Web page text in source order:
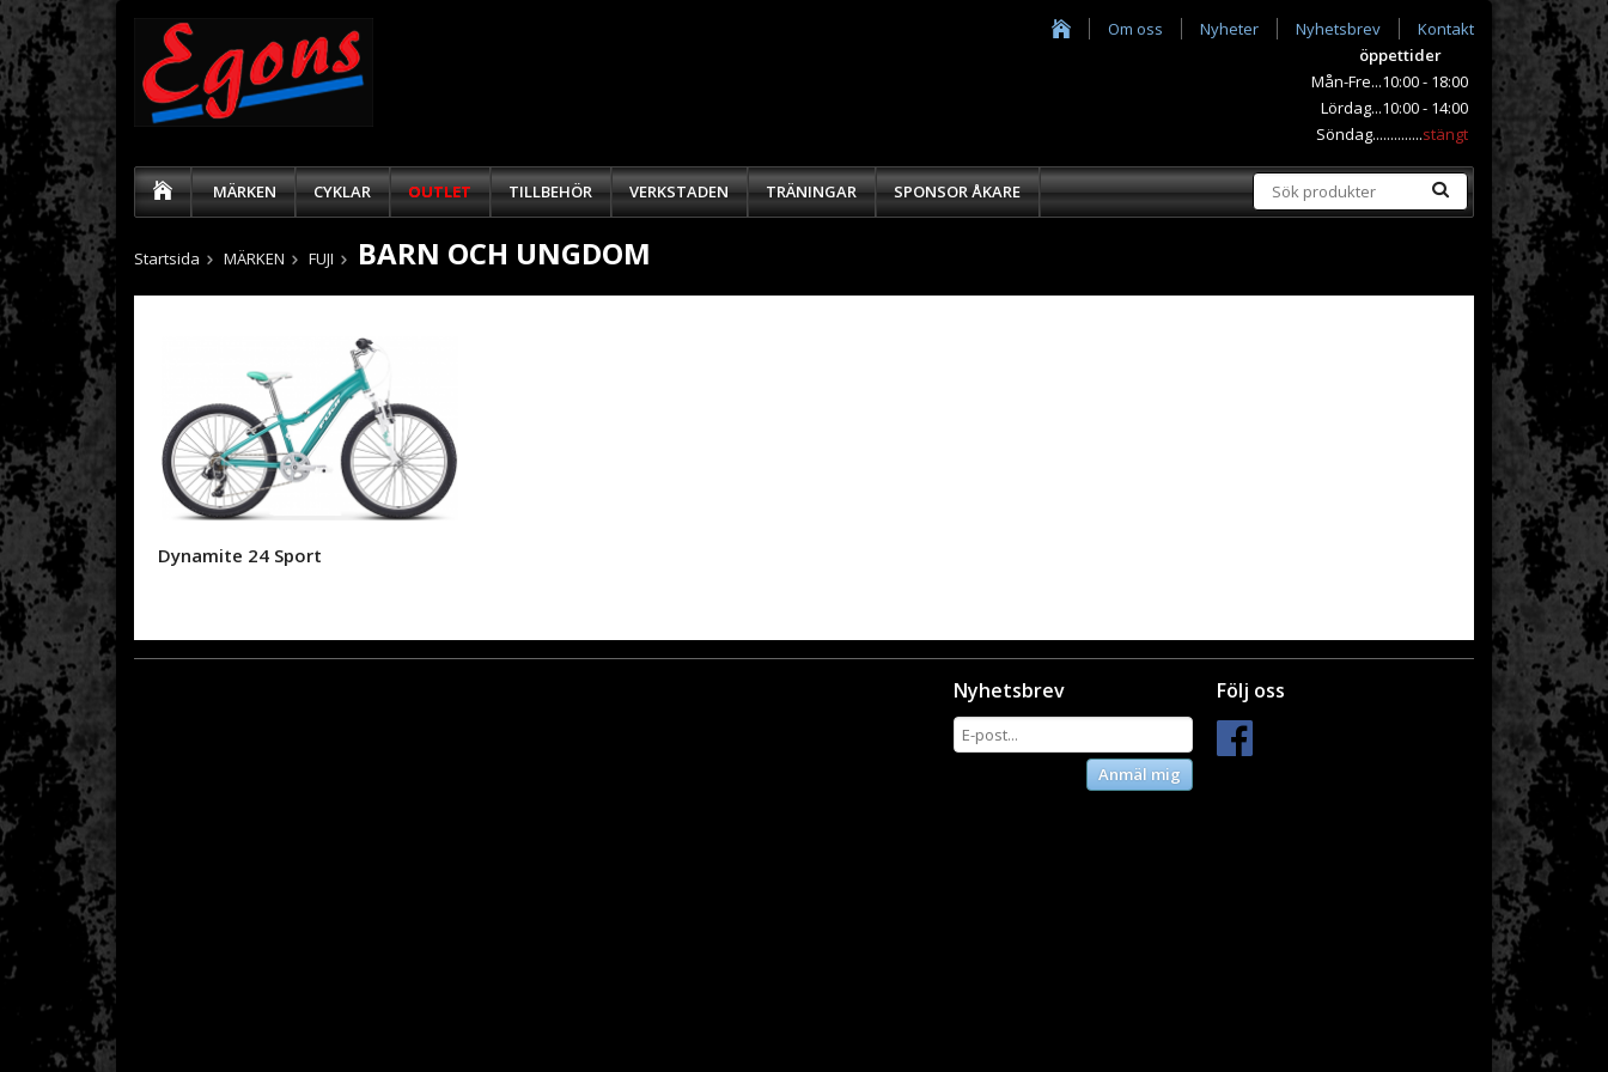
Om oss Nyheter Nyhetsbrev
Kontakt
öppettider
Mån-Fre...10:00 - 18:00
Lördag...10:00 - 14:00
Söndag..............stängt
MÄRKEN CYKLAR OUTLET TILLBEHÖR VERKSTADEN TRÄNINGAR SPONSOR ÅKARE
Startsida MÄRKEN FUJI BARN OCH UNGDOM
Dynamite 24 Sport
Följ oss
Nyhetsbrev
Anmäl mig